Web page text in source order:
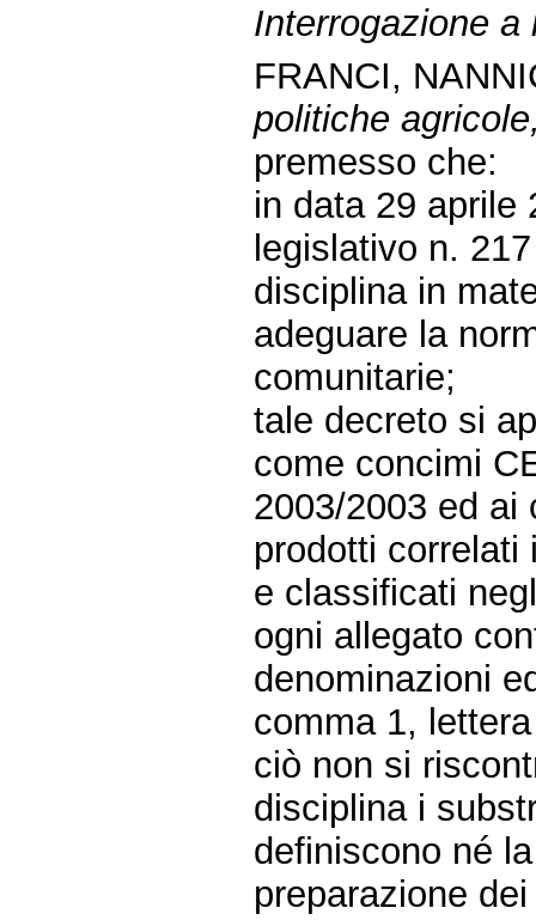
Interrogazione
FRANCI,
politiche
premesso che:
in data 29 aprile
legislativo n.
disciplina in
adeguare la
comunitarie;
tale decreto si
come concimi
2003/2003 ed ai
prodotti
e classificati
ogni allegato
denominazioni
comma 1,
ciò non si
disciplina i
definiscono né
preparazione